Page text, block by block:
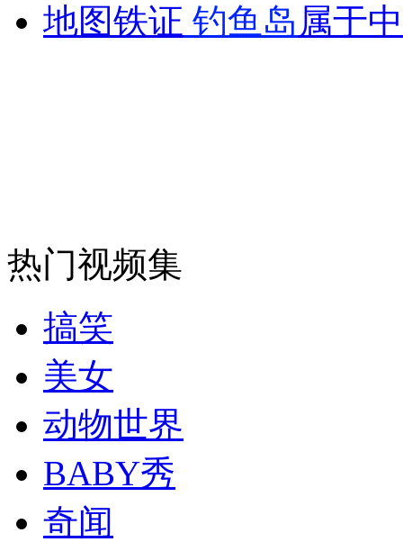
纽约上演“枕头大战”
司机酒驾遇交警 急速倒车逃窜
地图铁证 钓鱼岛 属于
热门视频集
搞笑
美女
动物世界
BABY秀
奇闻